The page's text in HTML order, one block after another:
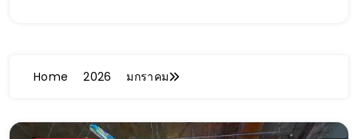
Home 2026 มกราคม